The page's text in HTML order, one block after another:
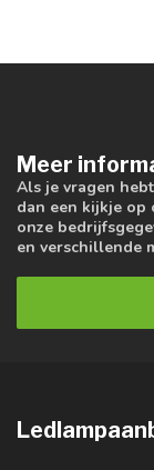
Meer
Als je vragen
dan een kijkje op
onze
en verschillende